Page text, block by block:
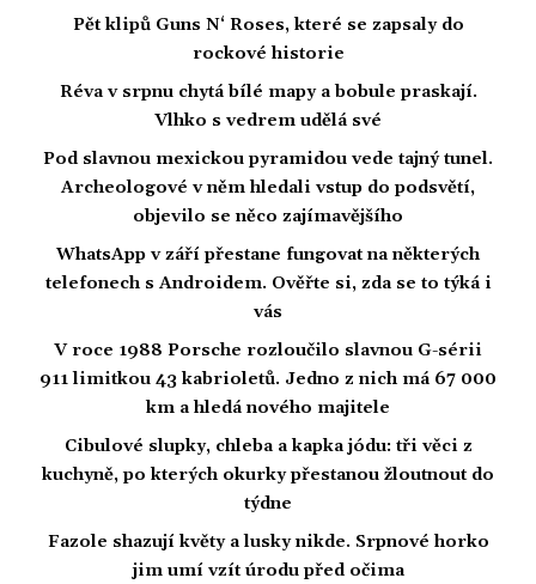
Pět klipů Guns N‘ Roses, které se zapsaly do
rockové historie
Réva v srpnu chytá bílé mapy a bobule praskají.
Vlhko s vedrem udělá své
Pod slavnou mexickou pyramidou vede tajný tunel.
Archeologové v něm hledali vstup do podsvětí,
objevilo se něco zajímavějšího
WhatsApp v září přestane fungovat na některých
telefonech s Androidem. Ověřte si, zda se to týká i
vás
V roce 1988 Porsche rozloučilo slavnou G-sérii
911 limitkou 43 kabrioletů. Jedno z nich má 67 000
km a hledá nového majitele
Cibulové slupky, chleba a kapka jódu: tři věci z
kuchyně, po kterých okurky přestanou žloutnout do
týdne
Fazole shazují květy a lusky nikde. Srpnové horko
jim umí vzít úrodu před očima